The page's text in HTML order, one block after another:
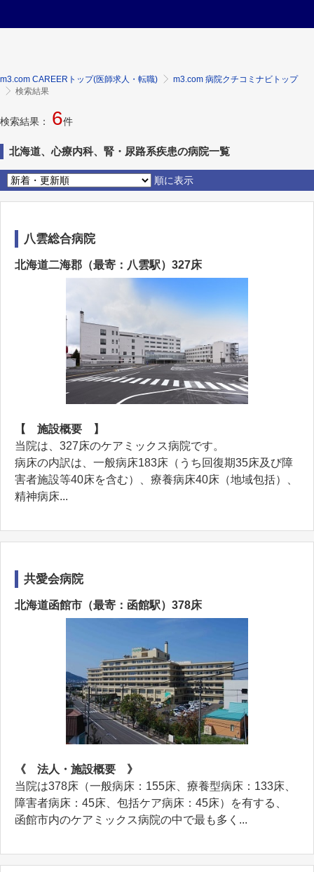
m3.com CAREERトップ(医師求人・転職)
m3.com 病院クチコミナビトップ
検索結果
検索結果： 6件
北海道、心療内科、腎・尿路系疾患の病院一覧
順に表示
八雲総合病院
北海道二海郡（最寄：八雲駅）327床
【 施設概要 】
当院は、327床のケアミックス病院です。
病床の内訳は、一般病床183床（うち回復期35床及び障
害者施設等40床を含む）、療養病床40床（地域包括）、
精神病床...
共愛会病院
北海道函館市（最寄：函館駅）378床
《 法人・施設概要 》
当院は378床（一般病床：155床、療養型病床：133床、
障害者病床：45床、包括ケア病床：45床）を有する、
函館市内のケアミックス病院の中で最も多く...